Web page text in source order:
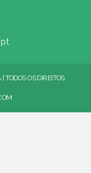
OS DIREITOS